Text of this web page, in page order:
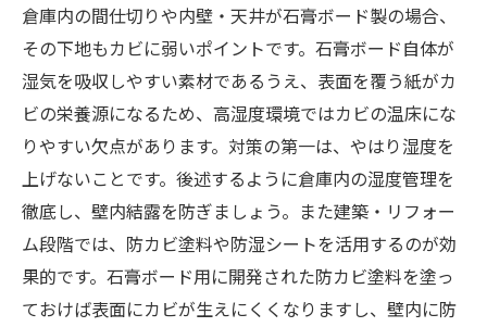
倉庫内の間仕切りや内壁・天井が石膏ボード製の場合、
その下地もカビに弱いポイントです。石膏ボード自体が
湿気を吸収しやすい素材であるうえ、表面を覆う紙がカ
ビの栄養源になるため、高湿度環境ではカビの温床にな
りやすい欠点があります。対策の第一は、やはり湿度を
上げないことです。後述するように倉庫内の湿度管理を
徹底し、壁内結露を防ぎましょう。また建築・リフォー
ム段階では、防カビ塗料や防湿シートを活用するのが効
果的です。石膏ボード用に開発された防カビ塗料を塗っ
ておけば表面にカビが生えにくくなりますし、壁内に防